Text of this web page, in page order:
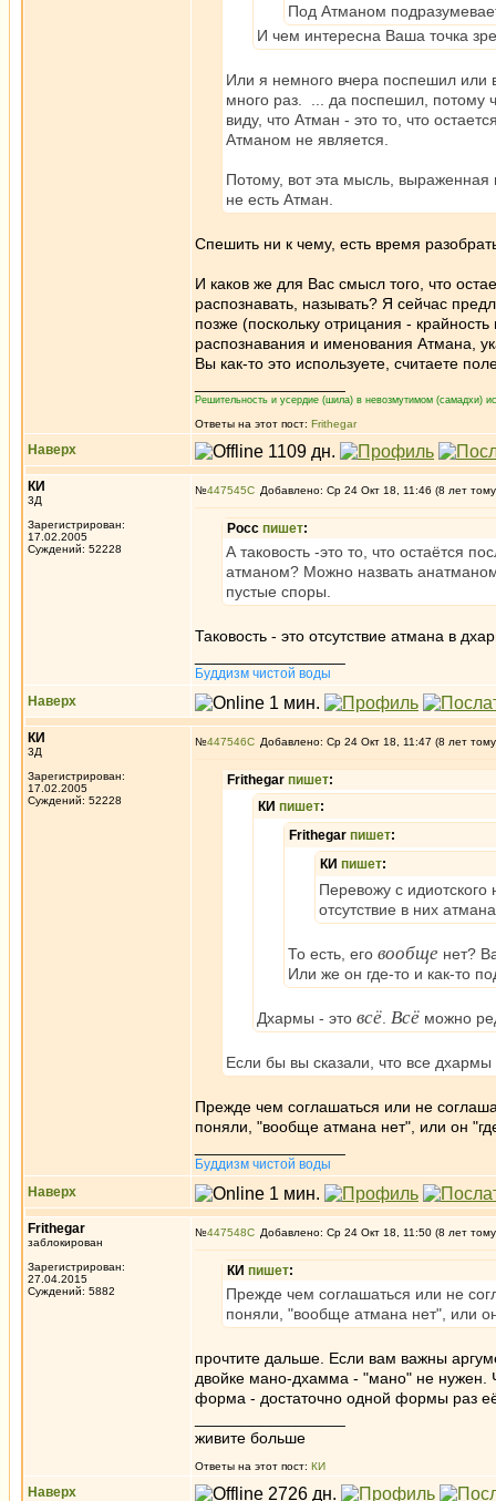
Под Атманом
И чем интересна Ваша точка
Или я немного вчера поспешил или
много раз. ... да поспешил, потому
виду, что Атман - это то, что
Атманом не является.
Потому, вот эта мысль, выраженная
не есть Атман.
Спешить ни к чему, есть время
И каков же для Вас смысл того, что
распознавать, называть? Я сейчас
позже (поскольку отрицания -
распознавания и именования Атмана,
Вы как-то это используете, считаете
Решительность и усердие (шила) в невозмутимом (самадхи)
Ответы на этот пост: Frithegar
Наверх
КИ
3Д
Зарегистрирован:
17.02.2005
Суждений: 52228
№447545 Добавлено: Ср 24 Окт 18, 11:46 (8 лет
Росс пишет:
А таковость -это то, что остаётся
атманом? Можно назвать
пустые споры.
Таковость - это отсутствие атмана в
Буддизм чистой воды
Наверх
КИ
3Д
Зарегистрирован:
17.02.2005
Суждений: 52228
№447546 Добавлено: Ср 24 Окт 18, 11:47 (8 лет
Frithegar пишет:
КИ пишет:
Frithegar пишет:
КИ пишет:
Перевожу с
отсутствие в них
То есть, его вообще нет?
Или же он где-то и как-то
Дхармы - это всё Всё можно
Если бы вы сказали, что все
Прежде чем соглашаться или не
поняли, "вообще атмана нет", или он
Буддизм чистой воды
Наверх
Frithegar
заблокирован
Зарегистрирован:
27.04.2015
Суждений: 5882
№447548 Добавлено: Ср 24 Окт 18, 11:50 (8 лет
КИ пишет:
Прежде чем соглашаться или не
поняли, "вообще атмана нет", или
прочтите дальше. Если вам важны
двойке мано-дхамма - "мано" не нужен.
форма - достаточно одной формы раз
живите больше
Ответы на этот пост: КИ
Наверх